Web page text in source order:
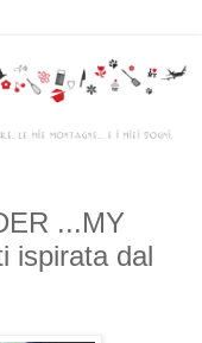
...MY
ispirata dal